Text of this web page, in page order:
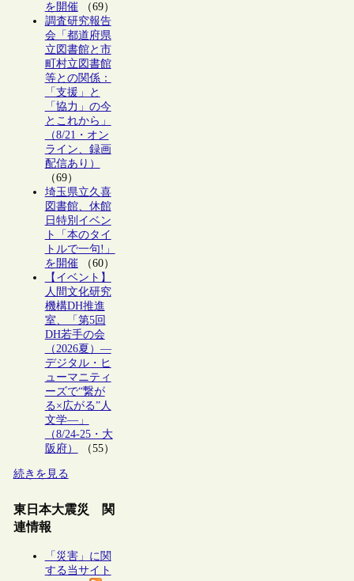
を開催（69）
調査研究報告
会「都道府県
立図書館と市
町村立図書館
等との関係：
「支援」と
「協力」の今
とこれから」
（8/21・オン
ライン、録画
配信あり）
（69）
埼玉県立久喜
図書館、休館
日特別イベン
ト「本のタイ
トルで一句!」
を開催（60）
【イベント】
人間文化研究
機構DH推進
室、「第5回
DH若手の会
（2026夏）―
デジタル・ヒ
ューマニティ
ーズで“繋が
る×広がる”人
文学―」
（8/24-25・大
阪府）
（55）
続きを見る
東日本大震災 関
連情報
「災害」に関
する当サイト